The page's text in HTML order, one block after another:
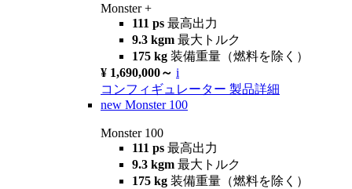
Monster +
111 ps 最高出力
9.3 kgm 最大トルク
175 kg 装備重量（燃料を除く）
¥ 1,690,000～ i
コンフィギュレーター 製品詳細
new Monster 100
Monster 100
111 ps 最高出力
9.3 kgm 最大トルク
175 kg 装備重量（燃料を除く）